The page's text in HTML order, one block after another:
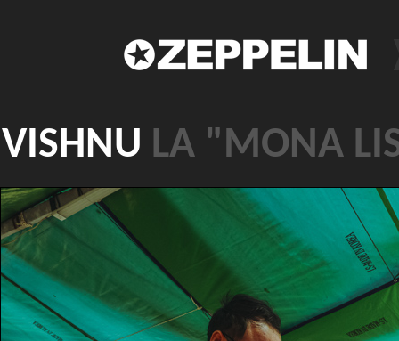
VISHNU LA "MONA